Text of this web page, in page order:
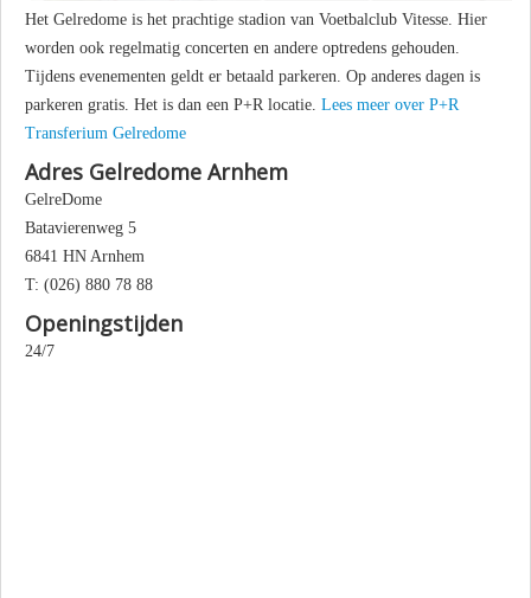
Het Gelredome is het prachtige stadion van Voetbalclub Vitesse. Hier
worden ook regelmatig concerten en andere optredens gehouden.
Tijdens evenementen geldt er betaald parkeren. Op anderes dagen is
parkeren gratis. Het is dan een P+R locatie. Lees meer over P+R
Transferium Gelredome
Adres Gelredome Arnhem
GelreDome
Batavierenweg 5
6841 HN Arnhem
T: (026) 880 78 88
Openingstijden
24/7